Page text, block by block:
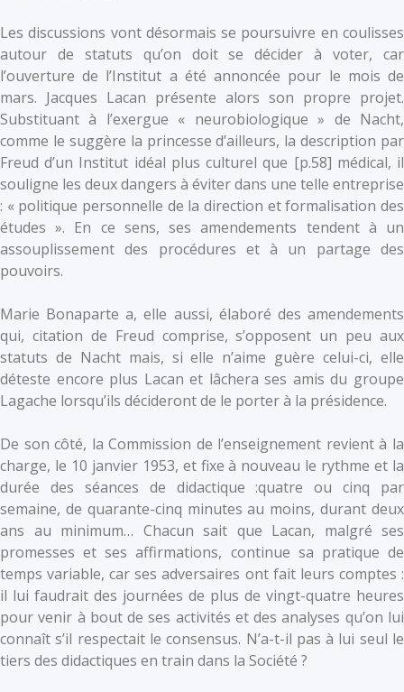
Les discussions vont désormais se poursuivre en coulisses
autour de statuts qu’on doit se décider à voter, car
l’ouverture de l’Institut a été annoncée pour le mois de
mars. Jacques Lacan présente alors son propre projet.
Substituant à l’exergue « neurobiologique » de Nacht,
comme le suggère la princesse d’ailleurs, la description par
Freud d’un Institut idéal plus culturel que [p.58] médical, il
souligne les deux dangers à éviter dans une telle entreprise
: « politique personnelle de la direction et formalisation des
études ». En ce sens, ses amendements tendent à un
assouplissement des procédures et à un partage des
pouvoirs.
Marie Bonaparte a, elle aussi, élaboré des amendements
qui, citation de Freud comprise, s’opposent un peu aux
statuts de Nacht mais, si elle n’aime guère celui-ci, elle
déteste encore plus Lacan et lâchera ses amis du groupe
Lagache lorsqu’ils décideront de le porter à la présidence.
De son côté, la Commission de l’enseignement revient à la
charge, le 10 janvier 1953, et fixe à nouveau le rythme et la
durée des séances de didactique :quatre ou cinq par
semaine, de quarante-cinq minutes au moins, durant deux
ans au minimum… Chacun sait que Lacan, malgré ses
promesses et ses affirmations, continue sa pratique de
temps variable, car ses adversaires ont fait leurs comptes :
il lui faudrait des journées de plus de vingt-quatre heures
pour venir à bout de ses activités et des analyses qu’on lui
connaît s’il respectait le consensus. N’a-t-il pas à lui seul le
tiers des didactiques en train dans la Société ?